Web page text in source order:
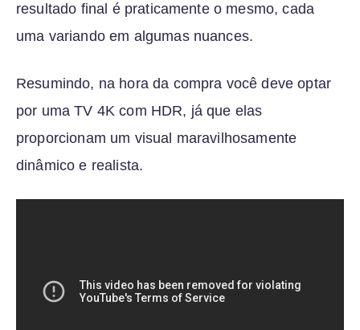
resultado final é praticamente o mesmo, cada
uma variando em algumas nuances.
Resumindo, na hora da compra você deve optar
por uma TV 4K com HDR, já que elas
proporcionam um visual maravilhosamente
dinâmico e realista.